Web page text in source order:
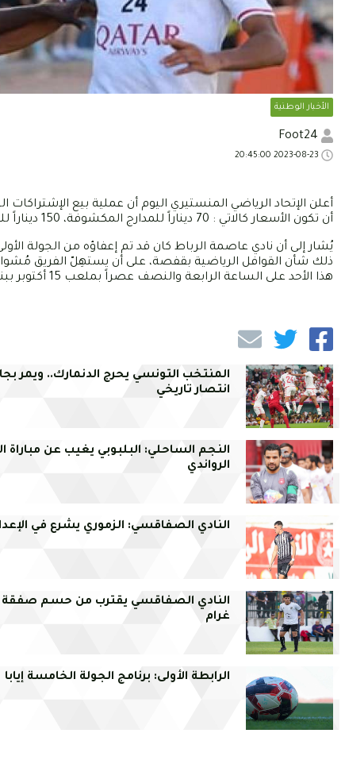
الأخبار الوطنية
أعلن الإتحاد الرياضي المنستيري اليوم أن عملية بيع
أن تكون الأسعار كالاتي : 70 ديناراً للمدارج المكشوفة، 150 ديناراً للمدارج المغطاة، 300 ديناراً للمنصة الشرفية الجانبية ب و1000 ديناراً للمنصة الشرفية.
يُشار إلى أن نادي عاصمة الرباط كان قد تم إعفاؤه من الجولة
هذا الأحد على الساعة الرابعة والنصف عصراً بملعب 15 أكتوبر ببنزرت.
المنتخب التونسي يحرج الدنمارك.. ويمر
انتصار تاريخي
النجم الساحلي: البلبوبي يغيب عن
الرواندي
النادي الصفاقسي: الزموري يشرع في
النادي الصفاقسي يقترب من حسم صفقة
غرام
الرابطة الأولى: برنامج الجولة الخامسة إيابا